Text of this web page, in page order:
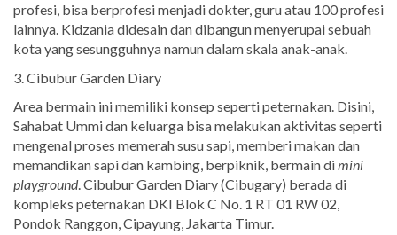
profesi, bisa berprofesi menjadi dokter, guru atau 100 profesi
lainnya. Kidzania didesain dan dibangun menyerupai sebuah
kota yang sesungguhnya namun dalam skala anak-anak.
3. Cibubur Garden Diary
Area bermain ini memiliki konsep seperti peternakan. Disini,
Sahabat Ummi dan keluarga bisa melakukan aktivitas seperti
mengenal proses memerah susu sapi, memberi makan dan
memandikan sapi dan kambing, berpiknik, bermain dimini
playground. Cibubur Garden Diary (Cibugary) berada di
kompleks peternakan DKI Blok C No. 1 RT 01 RW 02,
Pondok Ranggon, Cipayung, Jakarta Timur.